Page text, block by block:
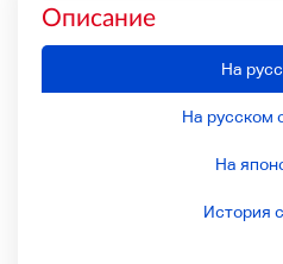
Описание
На
На русском
На
История